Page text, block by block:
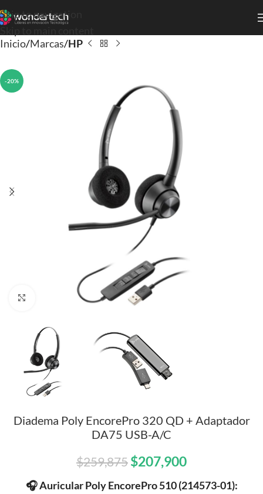
Skip to navigation
Inicio Marcas HP
-20%
Click to enlarge
Diadema Poly EncorePro 320 QD + Adaptador
DA75 USB-A/C
$259,875 $207,900
🎧Auricular Poly EncorePro 510 (214573-01):